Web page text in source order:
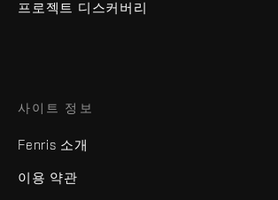
프로젝트 디스커버리
사이트 정보
Fenris 소개
이용 약관